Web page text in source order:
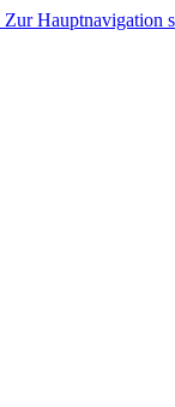
Zur Hauptnavigation